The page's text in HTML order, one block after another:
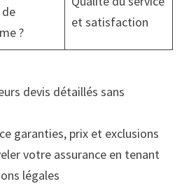
de
?
et satisfaction
devis détaillés sans
garanties, prix et exclusions
votre assurance en tenant
légales